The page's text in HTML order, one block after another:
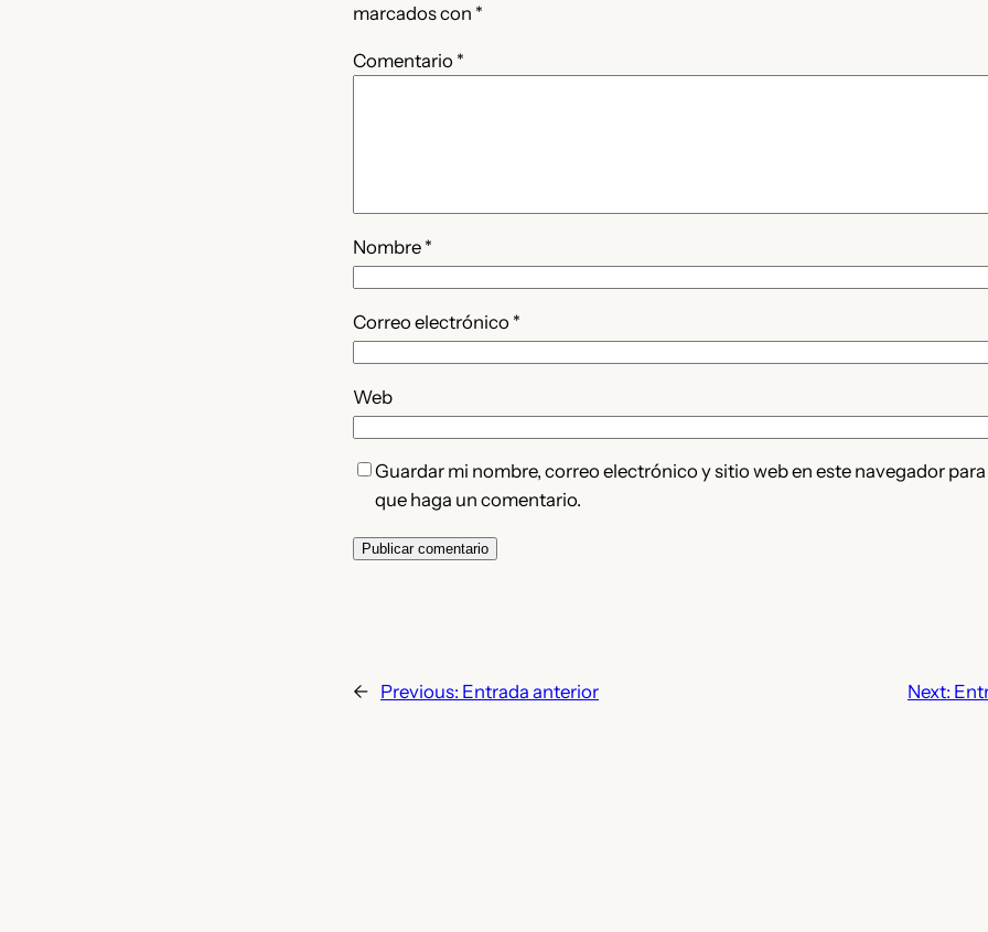
marcados con *
Comentario *
Nombre *
Correo electrónico *
Web
Guardar mi nombre, correo electrónico y sitio web en este navegador
que haga un comentario.
← Previous: Entrada anterior Next: